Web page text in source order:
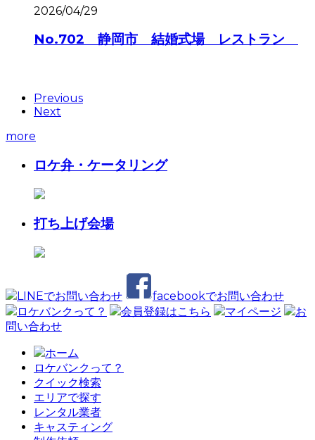
2026/04/29
No.702 静岡市 結婚式場 レストラン
Previous
Next
more
ロケ弁・ケータリング
打ち上げ会場
LINEでお問い合わせ
facebookでお問い合わせ
ロケバンクって？
会員登録はこちら マイページ
お
問い合わせ
ホーム
ロケバンクって？
クイック検索
エリアで探す
レンタル業者
キャスティング